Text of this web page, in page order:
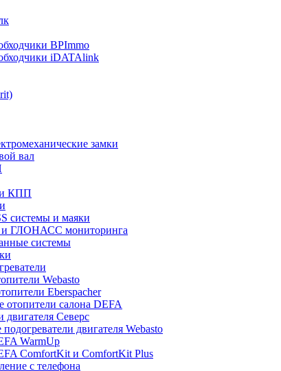
BPImmo
iDATAlink
замки
вал
и КПП
системы и маяки
и ГЛОНАСС мониторинга
системы
Webasto
Eberspacher
отопители салона DEFA
двигателя Северс
двигателя Webasto
WarmUp
ComfortKit и ComfortKit Plus
с телефона